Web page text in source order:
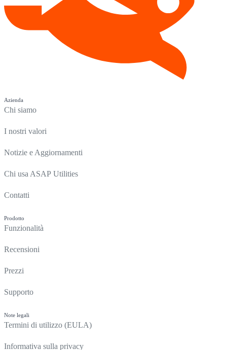
Azienda
Chi siamo
I nostri valori
Notizie e Aggiornamenti
Chi usa ASAP Utilities
Contatti
Prodotto
Funzionalità
Recensioni
Prezzi
Supporto
Note legali
Termini di utilizzo (EULA)
Informativa sulla privacy